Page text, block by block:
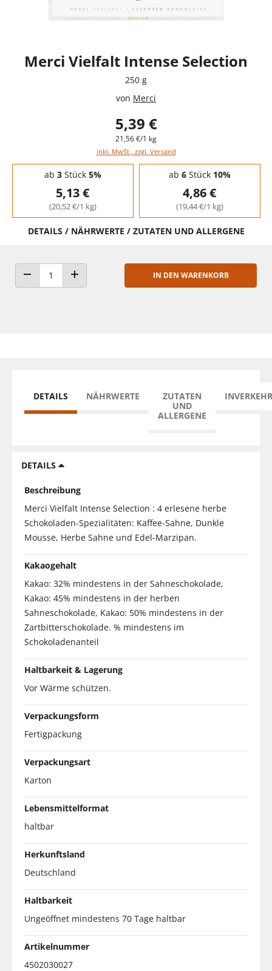
Merci Vielfalt Intense Selection
250 g
von Merci
5,39 €
21,56 €/1 kg
inkl. MwSt., zzgl. Versand
Staffelpreise - Mengenrabatt
ab 3Stück 5%
5,13 €
(20,52 €/1 kg)
ab 6Stück 10%
4,86 €
(19,44 €/1 kg)
DETAILS / NÄHRWERTE / ZUTATEN UND ALLERGENE
ANZAHL VERRINGERNANZAHL ERHÖHEN
IN DEN WARENKORB
DETAILS NÄHRWERTE
ZUTATEN
UND
ALLERGENE
DETAILS
Beschreibung
Merci Vielfalt Intense Selection : 4 erlesene herbe
Schokoladen-Spezialitäten: Kaffee-Sahne, Dunkle
Mousse, Herbe Sahne und Edel-Marzipan.
Kakaogehalt
Kakao: 32% mindestens in der Sahneschokolade,
Kakao: 45% mindestens in der herben
Sahneschokolade, Kakao: 50% mindestens in der
Zartbitterschokolade. % mindestens im
Schokoladenanteil
Haltbarkeit & Lagerung
Vor Wärme schützen.
Verpackungsform
Fertigpackung
Verpackungsart
Karton
Lebensmittelformat
haltbar
Herkunftsland
Deutschland
Haltbarkeit
Ungeöffnet mindestens 70 Tage haltbar
Artikelnummer
4502030027